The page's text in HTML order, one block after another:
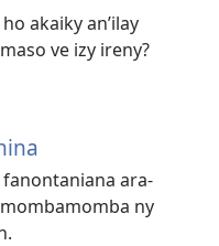
akaiky an’ilay
ve izy ireny?
ara-
ny